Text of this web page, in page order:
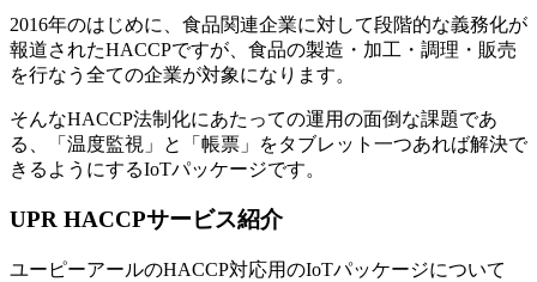
2016年のはじめに、食品関連企業に対して段階的な義務化が
報道されたHACCPですが、食品の製造・加工・調理・販売
を行なう全ての企業が対象になります。
そんなHACCP法制化にあたっての運用の面倒な課題であ
る、「温度監視」と「帳票」をタブレット一つあれば解決で
きるようにするIoTパッケージです。
UPR HACCPサービス紹介
ユーピーアールのHACCP対応用のIoTパッケージについて